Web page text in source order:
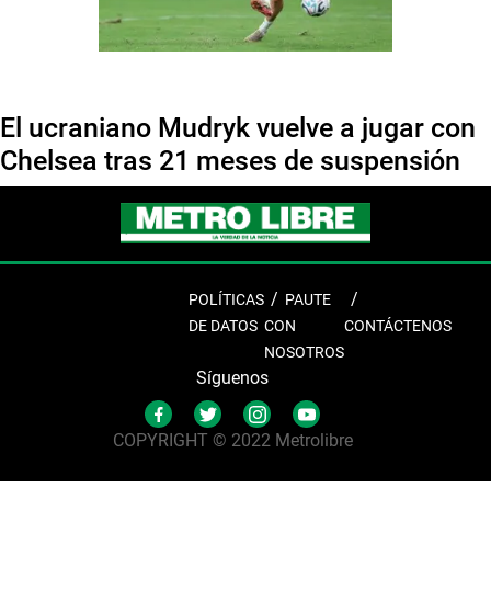
El ucraniano Mudryk vuelve a jugar con
Chelsea tras 21 meses de suspensión
POLÍTICAS
DE DATOS
PAUTE
CON
NOSOTROS
CONTÁCTENOS
Síguenos
COPYRIGHT © 2022 Metrolibre